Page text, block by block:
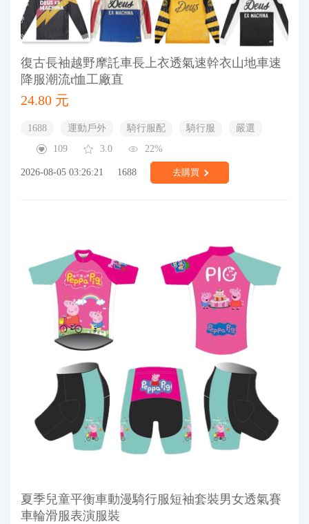
復古長袖越野摩託車長上衣透氣速幹衣山地車速
降服潮流t恤工廠直
24.80 元
1688 運動戶外 騎行服配 騎行服
嚴選
109
3.0 22%
2026-08-05 03:26:21 1688 去購買
夏季兒童平衡車動漫騎行服短袖套裝男女透氣賽
車輪滑服表演服裝